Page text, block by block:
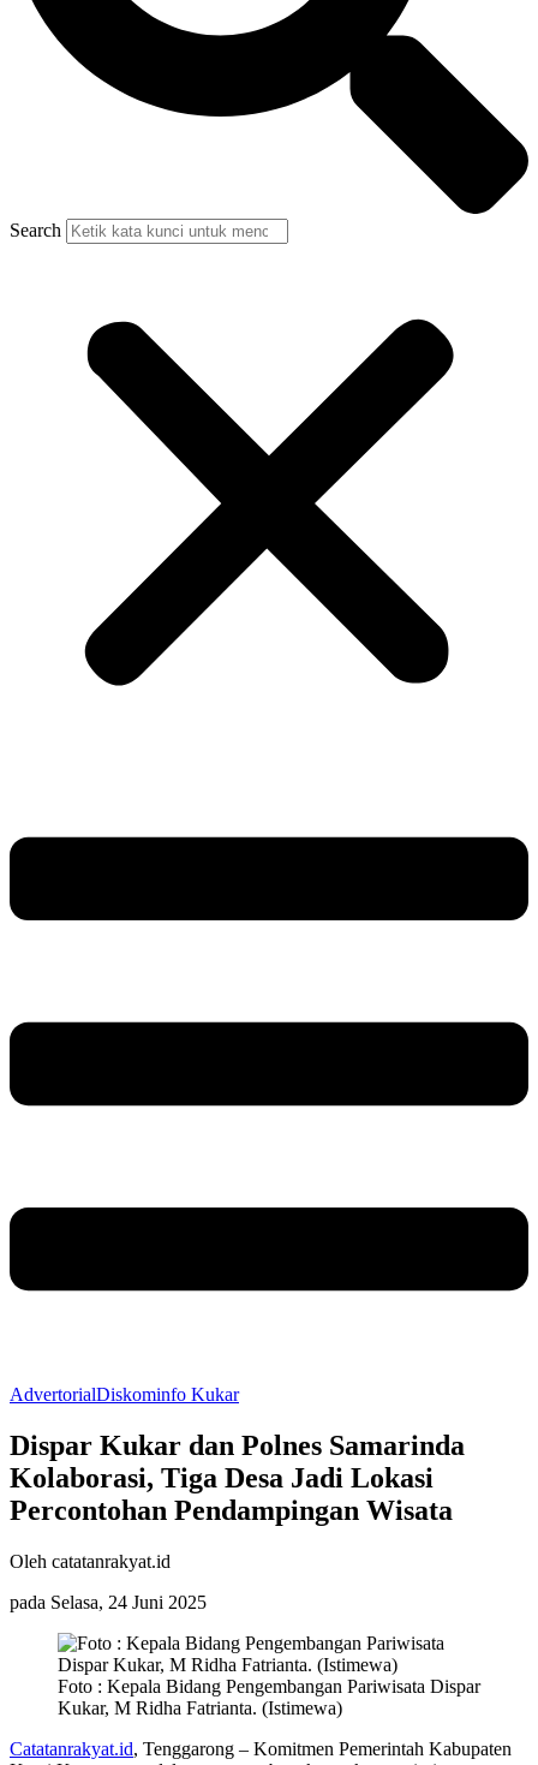
Search
AdvertorialDiskominfo Kukar
Dispar Kukar dan Polnes Samarinda
Kolaborasi, Tiga Desa Jadi Lokasi
Percontohan Pendampingan Wisata
Oleh catatanrakyat.id
pada Selasa, 24 Juni 2025
Foto : Kepala Bidang Pengembangan Pariwisata Dispar
Kukar, M Ridha Fatrianta. (Istimewa)
Catatanrakyat.id, Tenggarong – Komitmen Pemerintah Kabupaten